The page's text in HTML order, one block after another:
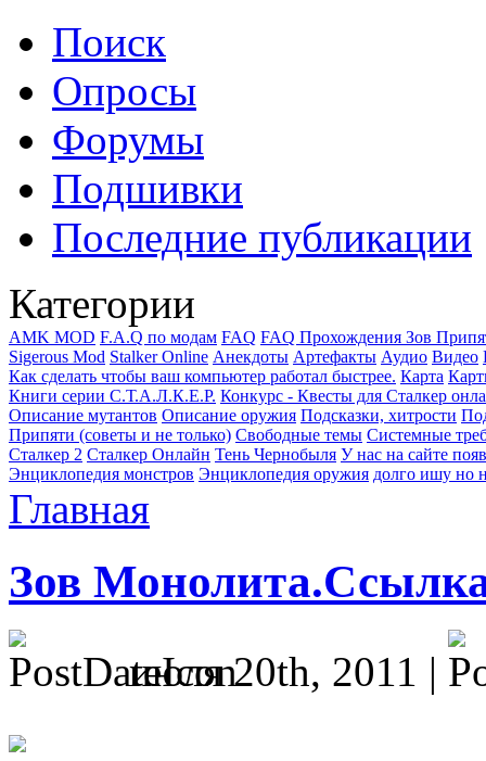
Поиск
Опросы
Форумы
Подшивки
Последние публикации
Категории
AMK MOD F.A.Q по модам FAQ FAQ Прохождения Зов
Sigerous Mod Stalker Online Анекдоты Артефакты Аудио Видео
Как сделать чтобы ваш компьютер работал быстрее. Карта
Книги серии С.Т.А.Л.К.Е.Р. Конкурс - Квесты для Сталкер
Описание мутантов Описание оружия Подсказки, хитрости
Припяти (советы и не только) Свободные темы Системные
Сталкер 2 Сталкер Онлайн Тень Чернобыля У нас на сайте
Энциклопедия монстров Энциклопедия оружия долго ишу но
Главная
Зов
июля 20th, 2011 |